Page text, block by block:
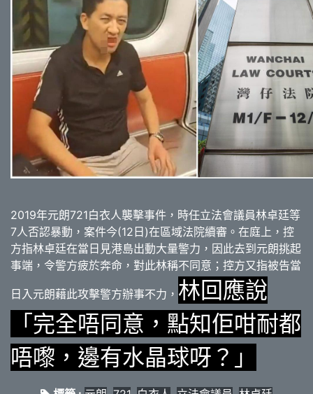
2019年元朗721白衣人襲擊事件，時任立法會議員林卓廷等
7人否認暴動，案件今(12日)在區域法院續審。在庭上，控
方指林卓廷在當日見港島出動大量警力，因此去到元朗挑起
事端，令警方疲於奔命，對此林稱不同意；控方又指被告當
日入元朗藉此攻擊警方辦事不力， 林回應說
「完全唔同意，點知佢咁耐都
唔嚟，邊有水晶球呀？」